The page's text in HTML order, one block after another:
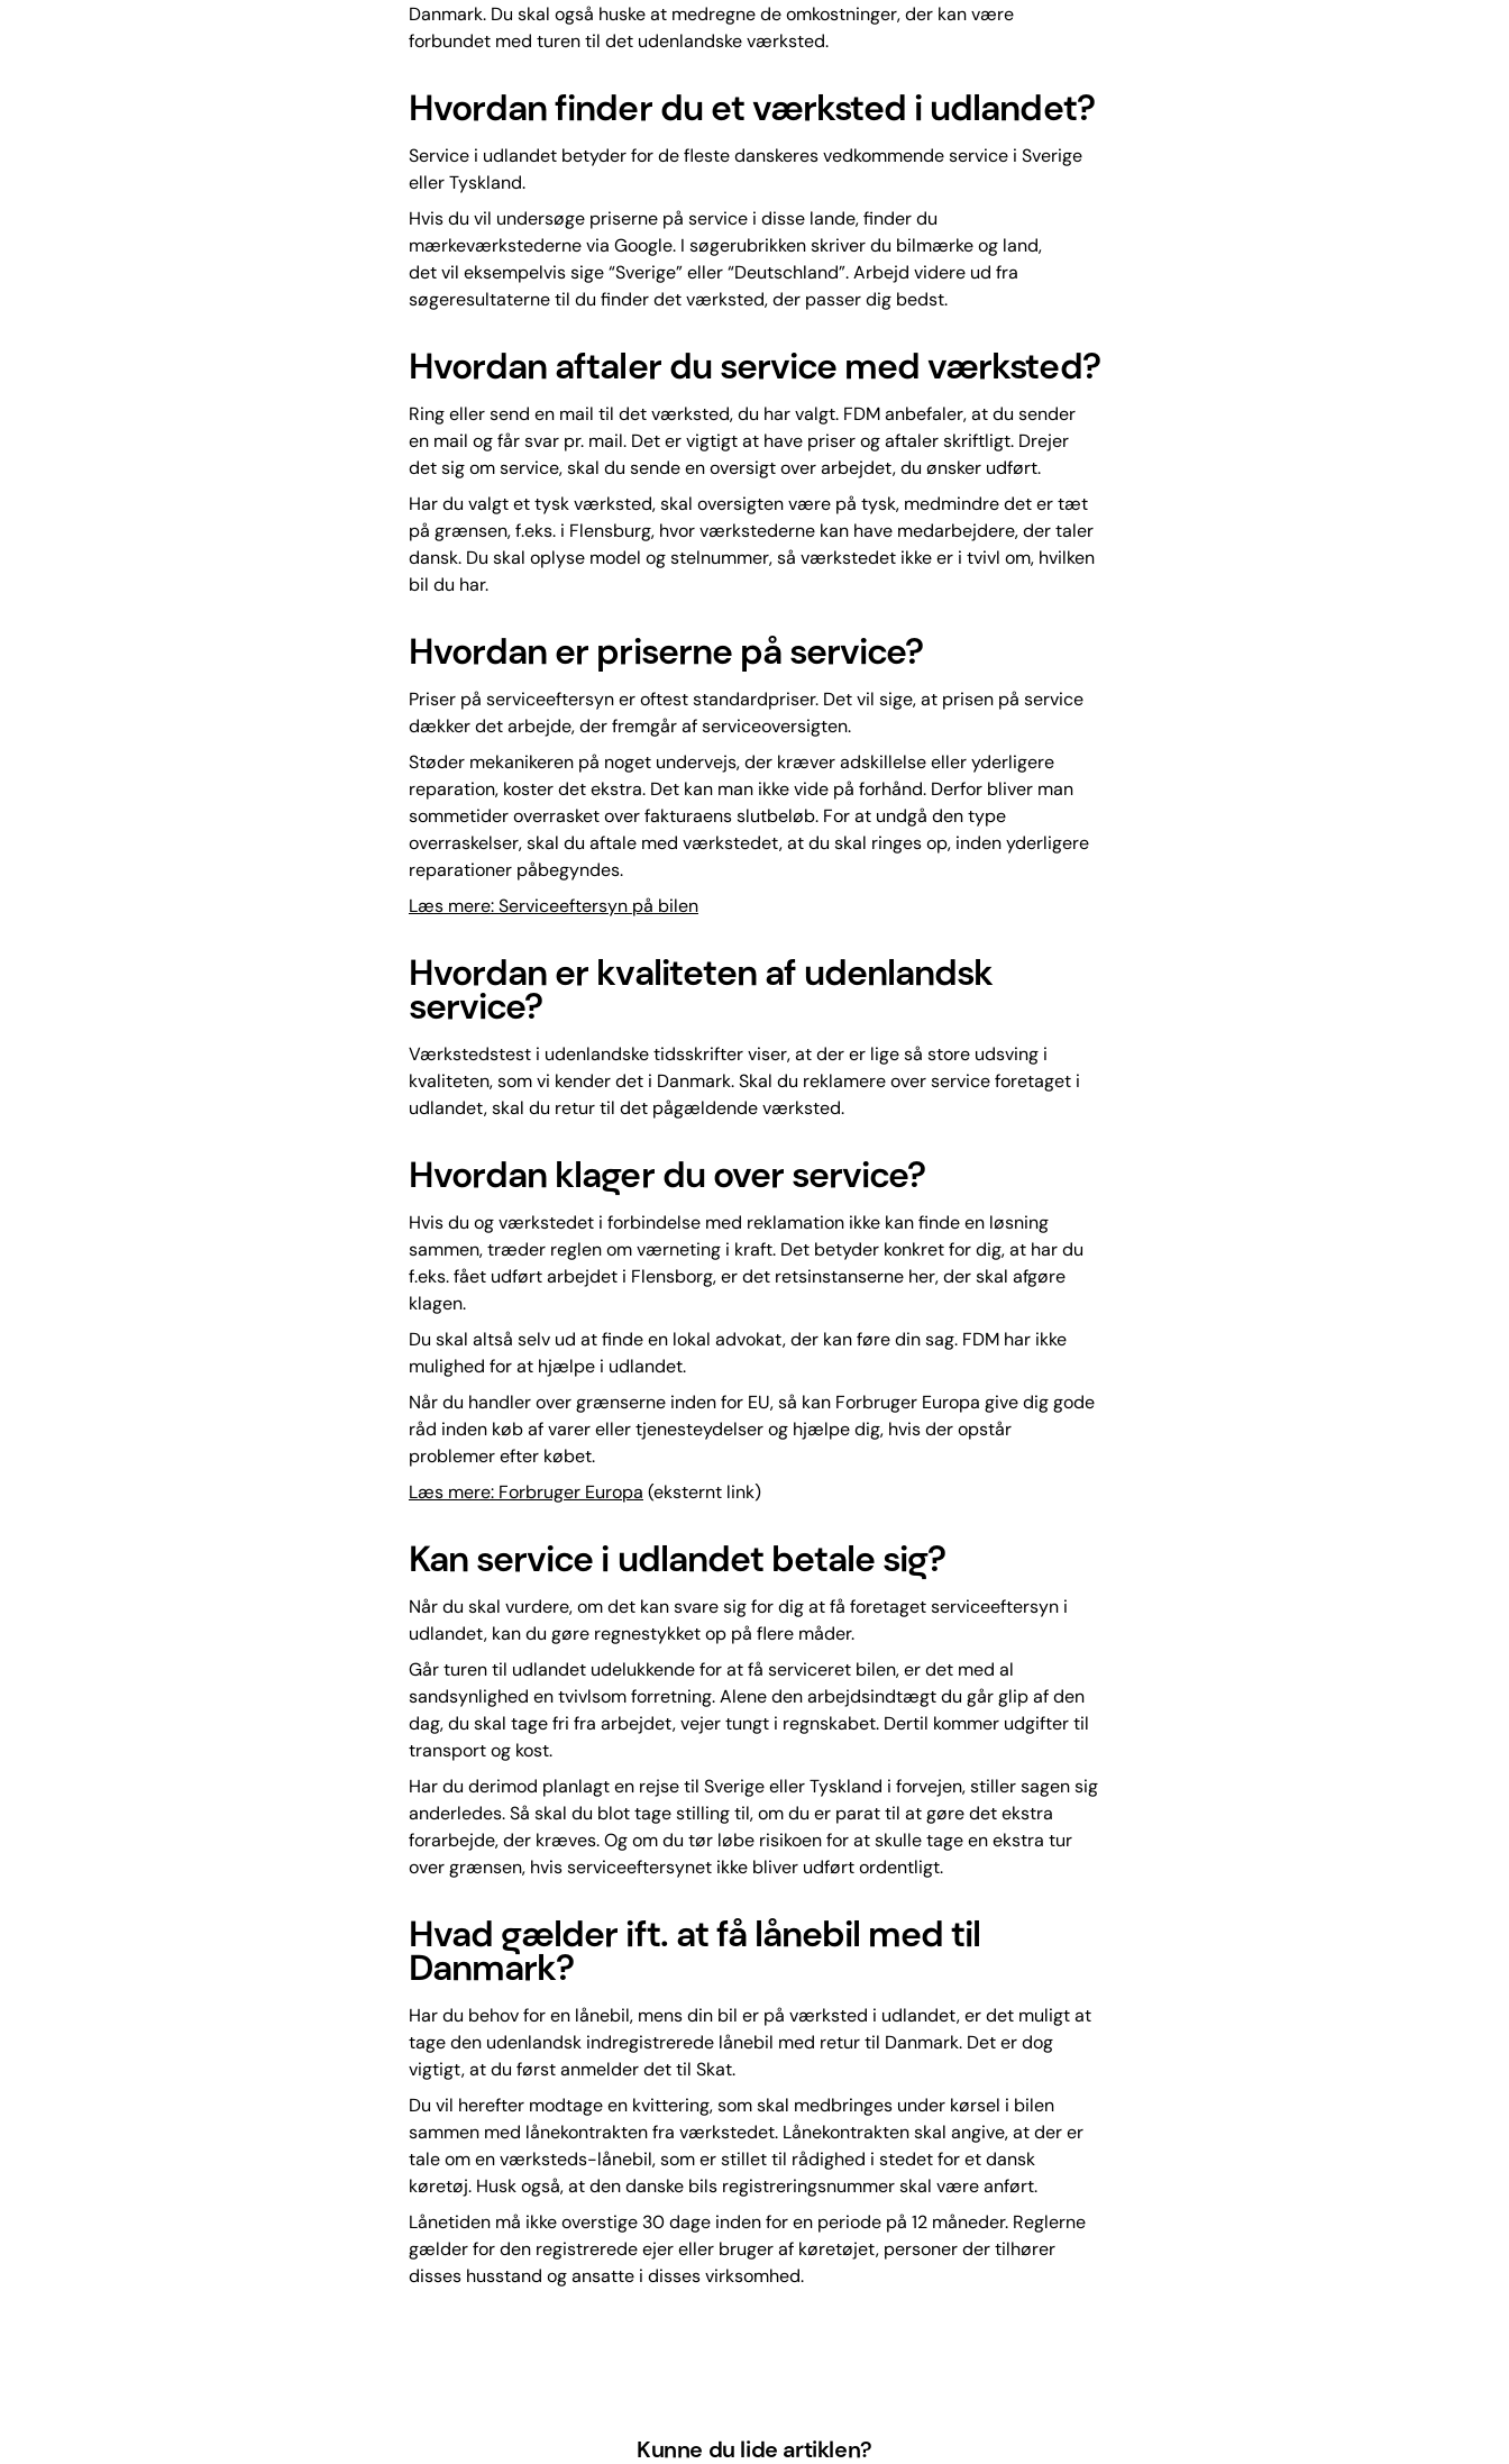
Danmark. Du skal også huske at medregne de omkostninger, der kan være
forbundet med turen til det udenlandske værksted.
Hvordan finder du et værksted i udlandet?
Service i udlandet betyder for de fleste danskeres vedkommende service i Sverige
eller Tyskland.
Hvis du vil undersøge priserne på service i disse lande, finder du
mærkeværkstederne via Google. I søgerubrikken skriver du bilmærke og land,
det vil eksempelvis sige “Sverige” eller “Deutschland”. Arbejd videre ud fra
søgeresultaterne til du finder det værksted, der passer dig bedst.
Hvordan aftaler du service med værksted?
Ring eller send en mail til det værksted, du har valgt. FDM anbefaler, at du sender
en mail og får svar pr. mail. Det er vigtigt at have priser og aftaler skriftligt. Drejer
det sig om service, skal du sende en oversigt over arbejdet, du ønsker udført.
Har du valgt et tysk værksted, skal oversigten være på tysk, medmindre det er tæt
på grænsen, f.eks. i Flensburg, hvor værkstederne kan have medarbejdere, der taler
dansk. Du skal oplyse model og stelnummer, så værkstedet ikke er i tvivl om, hvilken
bil du har.
Hvordan er priserne på service?
Priser på serviceeftersyn er oftest standardpriser. Det vil sige, at prisen på service
dækker det arbejde, der fremgår af serviceoversigten.
Støder mekanikeren på noget undervejs, der kræver adskillelse eller yderligere
reparation, koster det ekstra. Det kan man ikke vide på forhånd. Derfor bliver man
sommetider overrasket over fakturaens slutbeløb. For at undgå den type
overraskelser, skal du aftale med værkstedet, at du skal ringes op, inden yderligere
reparationer påbegyndes.
Læs mere: Serviceeftersyn på bilen
Hvordan er kvaliteten af udenlandsk
service?
Værkstedstest i udenlandske tidsskrifter viser, at der er lige så store udsving i
kvaliteten, som vi kender det i Danmark. Skal du reklamere over service foretaget i
udlandet, skal du retur til det pågældende værksted.
Hvordan klager du over service?
Hvis du og værkstedet i forbindelse med reklamation ikke kan finde en løsning
sammen, træder reglen om værneting i kraft. Det betyder konkret for dig, at har du
f.eks. fået udført arbejdet i Flensborg, er det retsinstanserne her, der skal afgøre
klagen.
Du skal altså selv ud at finde en lokal advokat, der kan føre din sag. FDM har ikke
mulighed for at hjælpe i udlandet.
Når du handler over grænserne inden for EU, så kan Forbruger Europa give dig gode
råd inden køb af varer eller tjenesteydelser og hjælpe dig, hvis der opstår
problemer efter købet.
Læs mere: Forbruger Europa (eksternt link)
Kan service i udlandet betale sig?
Når du skal vurdere, om det kan svare sig for dig at få foretaget serviceeftersyn i
udlandet, kan du gøre regnestykket op på flere måder.
Går turen til udlandet udelukkende for at få serviceret bilen, er det med al
sandsynlighed en tvivlsom forretning. Alene den arbejdsindtægt du går glip af den
dag, du skal tage fri fra arbejdet, vejer tungt i regnskabet. Dertil kommer udgifter til
transport og kost.
Har du derimod planlagt en rejse til Sverige eller Tyskland i forvejen, stiller sagen sig
anderledes. Så skal du blot tage stilling til, om du er parat til at gøre det ekstra
forarbejde, der kræves. Og om du tør løbe risikoen for at skulle tage en ekstra tur
over grænsen, hvis serviceeftersynet ikke bliver udført ordentligt.
Hvad gælder ift. at få lånebil med til
Danmark?
Har du behov for en lånebil, mens din bil er på værksted i udlandet, er det muligt at
tage den udenlandsk indregistrerede lånebil med retur til Danmark. Det er dog
vigtigt, at du først anmelder det til Skat.
Du vil herefter modtage en kvittering, som skal medbringes under kørsel i bilen
sammen med lånekontrakten fra værkstedet. Lånekontrakten skal angive, at der er
tale om en værksteds-lånebil, som er stillet til rådighed i stedet for et dansk
køretøj. Husk også, at den danske bils registreringsnummer skal være anført.
Lånetiden må ikke overstige 30 dage inden for en periode på 12 måneder. Reglerne
gælder for den registrerede ejer eller bruger af køretøjet, personer der tilhører
disses husstand og ansatte i disses virksomhed.
Kunne du lide artiklen?